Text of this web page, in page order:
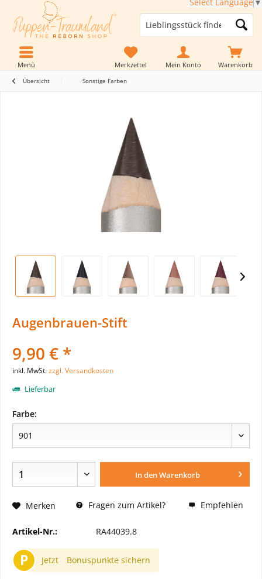
Warenkorb
Merkzettel Mein Konto
Menü
Übersicht Sonstige Farben
Augenbrauen-Stift
9,90 € *
inkl. MwSt.zzgl. Versandkosten
Lieferbar
Farbe:
In denWarenkorb
Merken Fragen zum Artikel? Empfehlen
Artikel-Nr.: RA44039.8
P Jetzt Bonuspunkte sichern